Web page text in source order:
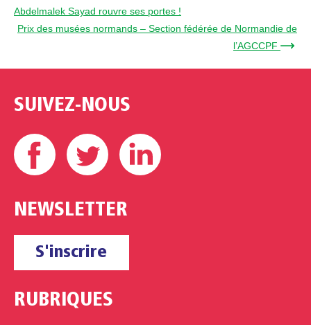
Abdelmalek Sayad rouvre ses portes !
Prix des musées normands – Section fédérée de Normandie de
l’AGCCPF →
SUIVEZ-NOUS
Facebook Twitter
NEWSLETTER
S'inscrire
RUBRIQUES